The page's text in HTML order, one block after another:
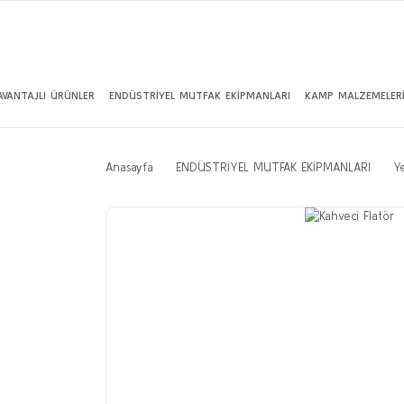
ÜRÜNLER ENDÜSTRİYEL MUTFAK EKİPMANLARI KAMP MALZEMELERİ
Anasayfa ENDÜSTRİYEL MUTFAK EKİPMANLARI